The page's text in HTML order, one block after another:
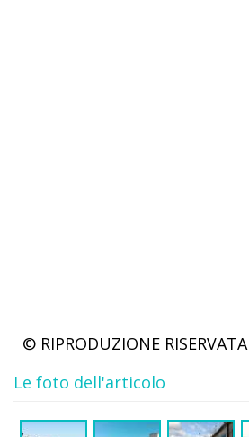
© RIPRODUZIONE RISERVATA
Le foto dell'articolo